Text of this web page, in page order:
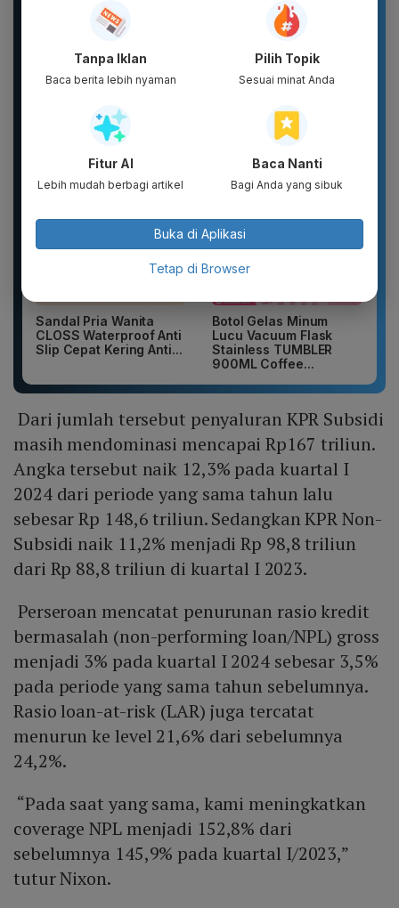
sandal pria terbaru.
Motif kartun berpendar.
yang stylish, terbuat
dari bahan karet dan
Sandal Pria Wanita
CLOSS Waterproof Anti
Slip Cepat Kering Anti...
Botol Gelas Minum
Lucu Vacuum Flask
Stainless TUMBLER
900ML Coffee...
Dari jumlah tersebut penyaluran KPR Subsidi
masih mendominasi mencapai Rp167 triliun.
Angka tersebut naik 12,3% pada kuartal I
2024 dari periode yang sama tahun lalu
sebesar Rp 148,6 triliun. Sedangkan KPR Non-
Subsidi naik 11,2% menjadi Rp 98,8 triliun
dari Rp 88,8 triliun di kuartal I 2023.
Perseroan mencatat penurunan rasio kredit
bermasalah (non-performing loan/NPL) gross
menjadi 3% pada kuartal I 2024 sebesar 3,5%
pada periode yang sama tahun sebelumnya.
Rasio loan-at-risk (LAR) juga tercatat
menurun ke level 21,6% dari sebelumnya
24,2%.
“Pada saat yang sama, kami meningkatkan
coverage NPL menjadi 152,8% dari
sebelumnya 145,9% pada kuartal I/2023,”
tutur Nixon.
Tanpa Iklan
Baca berita lebih nyaman
Pilih Topik
Sesuai minat Anda
Fitur AI
Lebih mudah berbagi artikel
Baca Nanti
Bagi Anda yang sibuk
Buka di Aplikasi
Tetap di Browser